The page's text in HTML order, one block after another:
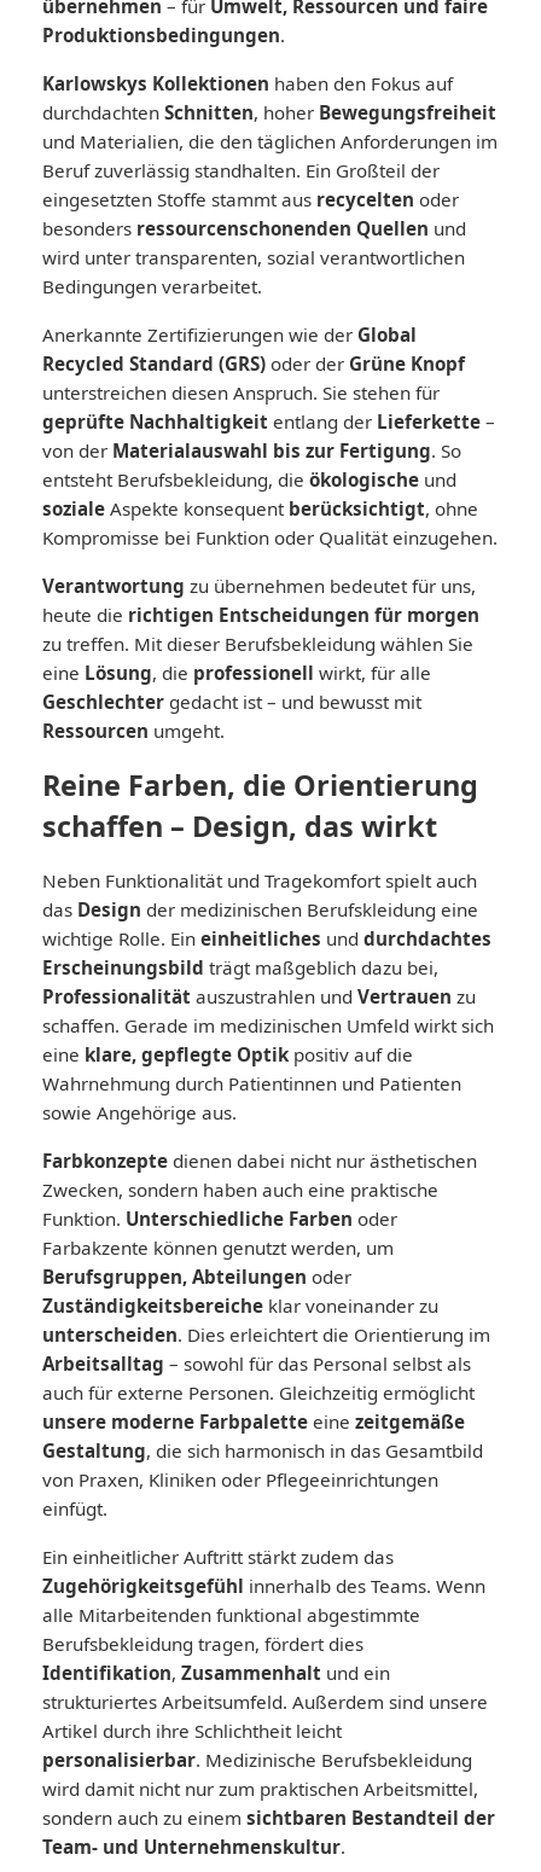
übernehmen – für Umwelt, Ressourcen und faire
Produktionsbedingungen.
Karlowskys Kollektionen haben den Fokus auf
durchdachten Schnitten, hoher Bewegungsfreiheit
und Materialien, die den täglichen Anforderungen im
Beruf zuverlässig standhalten. Ein Großteil der
eingesetzten Stoffe stammt aus recycelten oder
besonders ressourcenschonenden Quellen und
wird unter transparenten, sozial verantwortlichen
Bedingungen verarbeitet.
Anerkannte Zertifizierungen wie der Global
Recycled Standard (GRS) oder der Grüne Knopf
unterstreichen diesen Anspruch. Sie stehen für
geprüfte Nachhaltigkeit entlang der Lieferkette –
von der Materialauswahl bis zur Fertigung. So
entsteht Berufsbekleidung, die ökologische und
soziale Aspekte konsequent berücksichtigt, ohne
Kompromisse bei Funktion oder Qualität einzugehen.
Verantwortung zu übernehmen bedeutet für uns,
heute die richtigen Entscheidungen für morgen
zu treffen. Mit dieser Berufsbekleidung wählen Sie
eine Lösung, die professionell wirkt, für alle
Geschlechter gedacht ist – und bewusst mit
Ressourcen umgeht.
Reine Farben, die Orientierung
schaffen – Design, das wirkt
Neben Funktionalität und Tragekomfort spielt auch
das Design der medizinischen Berufskleidung eine
wichtige Rolle. Ein einheitliches und durchdachtes
Erscheinungsbild trägt maßgeblich dazu bei,
Professionalität auszustrahlen und Vertrauen zu
schaffen. Gerade im medizinischen Umfeld wirkt sich
eine klare, gepflegte Optik positiv auf die
Wahrnehmung durch Patientinnen und Patienten
sowie Angehörige aus.
Farbkonzepte dienen dabei nicht nur ästhetischen
Zwecken, sondern haben auch eine praktische
Funktion. Unterschiedliche Farben oder
Farbakzente können genutzt werden, um
Berufsgruppen, Abteilungen oder
Zuständigkeitsbereiche klar voneinander zu
unterscheiden. Dies erleichtert die Orientierung im
Arbeitsalltag – sowohl für das Personal selbst als
auch für externe Personen. Gleichzeitig ermöglicht
unsere moderne Farbpalette eine zeitgemäße
Gestaltung, die sich harmonisch in das Gesamtbild
von Praxen, Kliniken oder Pflegeeinrichtungen
einfügt.
Ein einheitlicher Auftritt stärkt zudem das
Zugehörigkeitsgefühl innerhalb des Teams. Wenn
alle Mitarbeitenden funktional abgestimmte
Berufsbekleidung tragen, fördert dies
Identifikation, Zusammenhalt und ein
strukturiertes Arbeitsumfeld. Außerdem sind unsere
Artikel durch ihre Schlichtheit leicht
personalisierbar. Medizinische Berufsbekleidung
wird damit nicht nur zum praktischen Arbeitsmittel,
sondern auch zu einem sichtbaren Bestandteil der
Team- und Unternehmenskultur.